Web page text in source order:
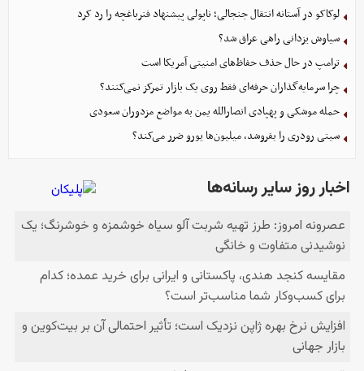
لوکاکو در آستانه انتقال جنجالی؛ ناپولی پیشنهاد فنرباغچه را رد کرد
سیاوش یزدانی راهی عراق شد؟
ترامپ در حال حذف حفاظ‌های امنیتی آمریکا است
چرا سرمایه‌گذاران حرفه‌ای فقط روی یک بازار تمرکز نمی‌کنند؟
حمله موشکی و پهپادی انصارالله یمن به مواضع مزدوران سعودی
سیتی رودری را بفروشد، میلیون‌ها یورو ضرر می‌کند؟